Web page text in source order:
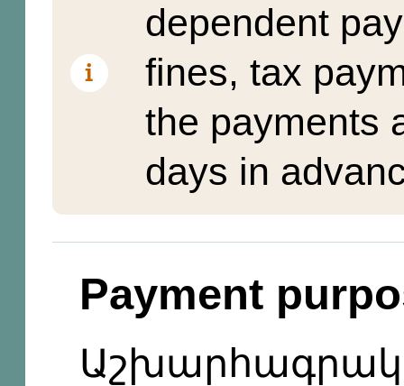
dependent
fines, tax
the payments
days in
Payment